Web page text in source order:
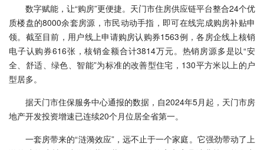
数字赋能，让“购房”更便捷。天门市住房供应链平台整合24个优
质楼盘的8000余套房源，市民动动手指，即可在线完成购房补贴申
领。截至目前，用户线上申请购房认购券1563例，各房企线上核销
电子认购券616张，核销金额合计3814万元。热销房源多是以“安
全、舒适、绿色、智能”为标准的改善型住宅，130平方米以上的户
型居多。
据天门市住保服务中心通报的数据，自2024年5月起，天门市房
地产开发投资增速已连续20个月位居全省第一。
一套房带来的“涟漪效应”，远不止于一个家庭。它强劲带动了上